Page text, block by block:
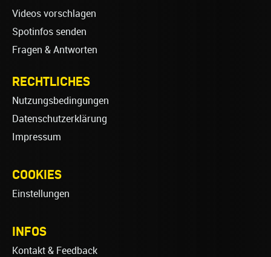
Videos vorschlagen
Spotinfos senden
Fragen & Antworten
RECHTLICHES
Nutzungsbedingungen
Datenschutzerklärung
Impressum
COOKIES
Einstellungen
INFOS
Kontakt & Feedback